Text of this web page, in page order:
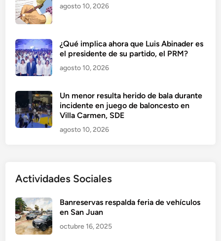
agosto 10, 2026
¿Qué implica ahora que Luis Abinader es
el presidente de su partido, el PRM?
agosto 10, 2026
Un menor resulta herido de bala durante
incidente en juego de baloncesto en
Villa Carmen, SDE
agosto 10, 2026
Actividades Sociales
Banreservas respalda feria de vehículos
en San Juan
octubre 16, 2025